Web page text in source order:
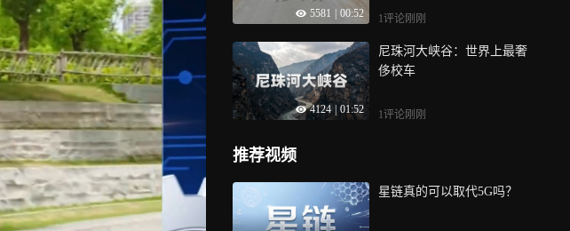
5581 00:52 1评论刚刚
4124 01:52
尼珠河大峡谷：世界上最奢
侈校车
1评论刚刚
推荐视频
星链真的可以取代5G吗？